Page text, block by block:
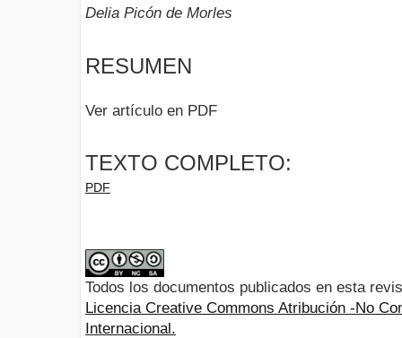
Delia Picón de Morles
RESUMEN
Ver artículo en PDF
TEXTO COMPLETO:
PDF
Todos los documentos publicados en esta
Licencia Creative Commons Atribución -No
Internacional.